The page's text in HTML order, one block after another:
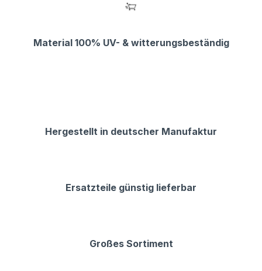
Material 100% UV- & witterungsbeständig
Hergestellt in deutscher Manufaktur
Ersatzteile günstig lieferbar
Großes Sortiment